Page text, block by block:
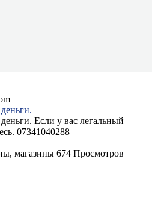
Если у вас легальный
07341040288
магазины 674 Просмотров